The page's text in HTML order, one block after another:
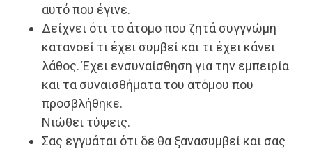
αυτό που έγινε.
Δείχνει ότι το άτομο που ζητά συγγνώμη
κατανοεί τι έχει συμβεί και τι έχει κάνει
λάθος. Έχει ενσυναίσθηση για την εμπειρία
και τα συναισθήματα του ατόμου που
προσβλήθηκε.
Νιώθει τύψεις.
Σας εγγυάται ότι δε θα ξανασυμβεί και σας